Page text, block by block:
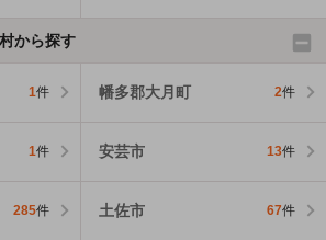
から探す
1件 幡多郡大月町 2件
1件 安芸市 13件
285件 土佐市 67件